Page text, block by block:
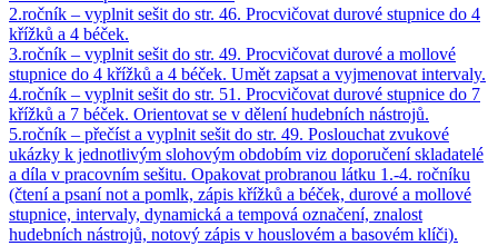
2.ročník – vyplnit sešit do str. 46. Procvičovat durové stupnice do 4
křížků a 4 béček.
3.ročník – vyplnit sešit do str. 49. Procvičovat durové a mollové
stupnice do 4 křížků a 4 béček. Umět zapsat a vyjmenovat intervaly.
4.ročník – vyplnit sešit do str. 51. Procvičovat durové stupnice do 7
křížků a 7 béček. Orientovat se v dělení hudebních nástrojů.
5.ročník – přečíst a vyplnit sešit do str. 49. Poslouchat zvukové
ukázky k jednotlivým slohovým obdobím viz doporučení skladatelé
a díla v pracovním sešitu. Opakovat probranou látku 1.-4. ročníku
(čtení a psaní not a pomlk, zápis křížků a béček, durové a mollové
stupnice, intervaly, dynamická a tempová označení, znalost
hudebních nástrojů, notový zápis v houslovém a basovém klíči).